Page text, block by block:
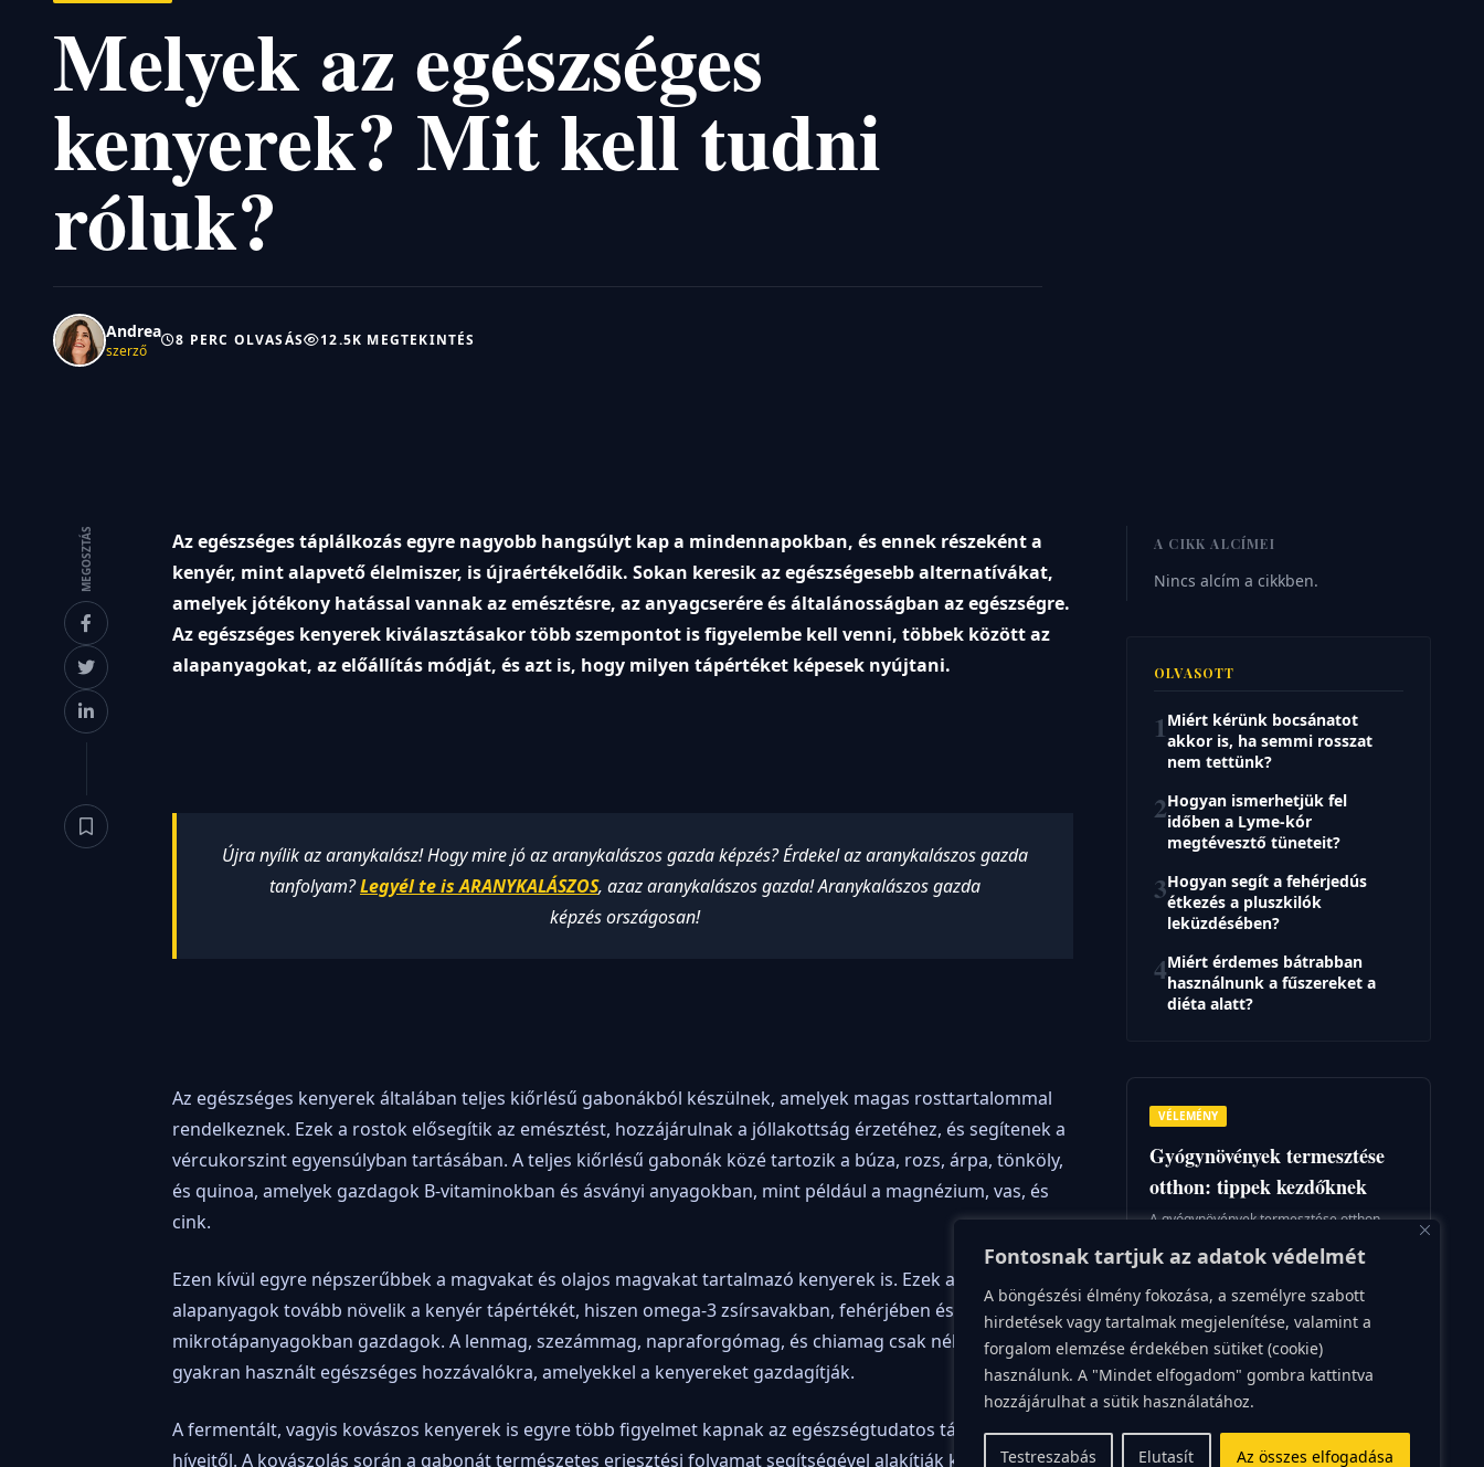
Fontosnak tartjuk az adatok védelmét
A böngészési élmény fokozása, a személyre szabott
hirdetések vagy tartalmak megjelenítése, valamint a
forgalom elemzése érdekében sütiket (cookie)
használunk. A "Mindet elfogadom" gombra kattintva
hozzájárulhat a sütik használatához.
Testreszabás Elutasít Az összes elfogadása
Melyek az egészséges
kenyerek? Mit kell tudni
róluk?
Andrea
szerző
8 PERC OLVASÁS 12.5K MEGTEKINTÉS
MEGOSZTÁS
Az egészséges táplálkozás egyre nagyobb hangsúlyt kap a mindennapokban, és ennek részeként a
kenyér, mint alapvető élelmiszer, is újraértékelődik. Sokan keresik az egészségesebb alternatívákat,
amelyek jótékony hatással vannak az emésztésre, az anyagcserére és általánosságban az egészségre.
Az egészséges kenyerek kiválasztásakor több szempontot is figyelembe kell venni, többek között az
alapanyagokat, az előállítás módját, és azt is, hogy milyen tápértéket képesek nyújtani.
Újra nyílik az aranykalász! Hogy mire jó az aranykalászos gazda képzés? Érdekel az aranykalászos gazda
tanfolyam?Legyél te is ARANYKALÁSZOS, azaz aranykalászos gazda! Aranykalászos gazda
képzés országosan!
Az egészséges kenyerek általában teljes kiőrlésű gabonákból készülnek, amelyek magas rosttartalommal
rendelkeznek. Ezek a rostok elősegítik az emésztést, hozzájárulnak a jóllakottság érzetéhez, és segítenek a
vércukorszint egyensúlyban tartásában. A teljes kiőrlésű gabonák közé tartozik a búza, rozs, árpa, tönköly,
és quinoa, amelyek gazdagok B-vitaminokban és ásványi anyagokban, mint például a magnézium, vas, és
cink.
Ezen kívül egyre népszerűbbek a magvakat és olajos magvakat tartalmazó kenyerek is. Ezek az
alapanyagok tovább növelik a kenyér tápértékét, hiszen omega-3 zsírsavakban, fehérjében és egyéb
mikrotápanyagokban gazdagok. A lenmag, szezámmag, napraforgómag, és chiamag csak néhány példa a
gyakran használt egészséges hozzávalókra, amelyekkel a kenyereket gazdagítják.
A fermentált, vagyis kovászos kenyerek is egyre több figyelmet kapnak az egészségtudatos táplálkozás
híveitől. A kovászolás során a gabonát természetes erjesztési folyamat segítségével alakítják kenyérré,
A CIKK ALCÍMEI
Nincs alcím a cikkben.
OLVASOTT
1Miért kérünk bocsánatot
akkor is, ha semmi rosszat
nem tettünk?
2Hogyan ismerhetjük fel
időben a Lyme-kór
megtévesztő tüneteit?
3Hogyan segít a fehérjedús
étkezés a pluszkilók
leküzdésében?
4Miért érdemes bátrabban
használnunk a fűszereket a
diéta alatt?
VÉLEMÉNY
Gyógynövények termesztése
otthon: tippek kezdőknek
A gyógynövények termesztése otthon
friss, illatos fűszereket biztosít a
egészségügyi hatásokat is kínál. A saját t
Andrea
szerző
ROVATOK
7/24 Baba-mama
Betegség